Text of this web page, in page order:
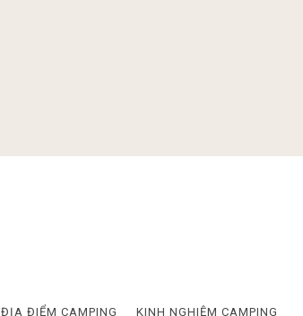
ĐỊA ĐIỂM CAMPING KINH NGHIỆM CAMPING